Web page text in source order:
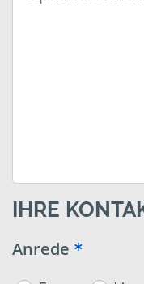
IHRE
Anrede